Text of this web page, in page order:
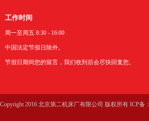
工作时间
周一至周五 8:30 - 16:00
中国法定节假日除外。
节假日期间您的留言，我们收到后会尽快回复您。
Copyright 2016 北京第二机床厂有限公司 版权所有 ICP备：